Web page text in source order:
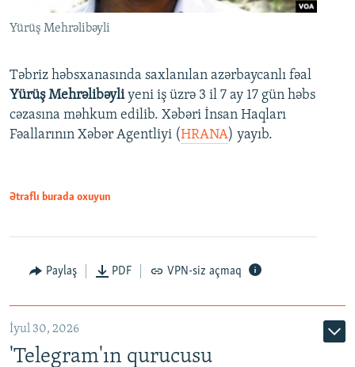
Yürüş Mehrəlibəyli
Təbriz həbsxanasında saxlanılan azərbaycanlı fəal
Yürüş Mehrəlibəyliyeni iş üzrə 3 il 7 ay 17 gün həbs
cəzasına məhkum edilib. Xəbəri İnsan Haqları
Fəallarının Xəbər Agentliyi (HRANA) yayıb.
Ətraflı burada oxuyun
Paylaş PDF VPN-siz açmaq
İyul 30, 2026
'Telegram'ın qurucusu